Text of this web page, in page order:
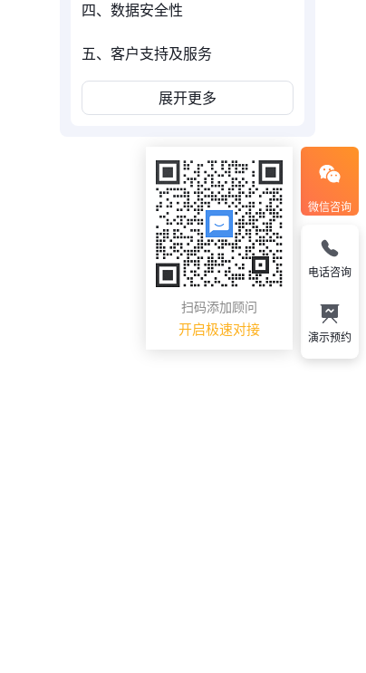
四、数据安全性
五、客户支持及服务
展开更多
微信咨询
扫码添加顾问
开启极速对接
电话咨询
演示预约